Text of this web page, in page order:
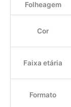
Folheagem
Cor
Faixa etária
Formato